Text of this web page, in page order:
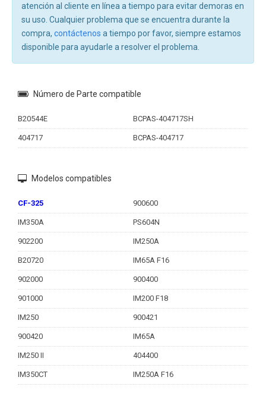
atención al cliente en línea a tiempo para evitar demoras en
su uso. Cualquier problema que se encuentra durante la
compra, contáctenos a tiempo por favor, siempre estamos
disponible para ayudarle a resolver el problema.
Número de Parte compatible
B20544E BCPAS-404717SH
404717 BCPAS-404717
Modelos compatibles
CF-325 900600
IM350A PS604N
902200 IM250A
B20720 IM65A F16
902000 900400
901000 IM200 F18
IM250 900421
900420 IM65A
IM250 II 404400
IM350CT IM250A F16